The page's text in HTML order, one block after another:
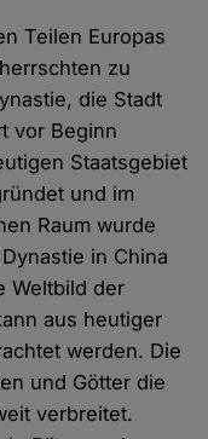
Teilen Europas
zu
die Stadt
vor Beginn
Staatsgebiet
und im
Raum wurde
in China
Weltbild der
aus heutiger
werden. Die
und Götter die
verbreitet.